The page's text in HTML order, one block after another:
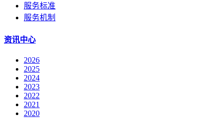
服务标准
服务机制
资讯中心
2026
2025
2024
2023
2022
2021
2020